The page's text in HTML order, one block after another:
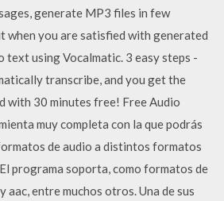
generate MP3 files in few
when you are satisfied with generated
text using Vocalmatic. 3 easy steps -
transcribe, and you get the
with 30 minutes free! Free Audio
muy completa con la que podrás
de audio a distintos formatos
programa soporta, como formatos de
aac, entre muchos otros. Una de sus